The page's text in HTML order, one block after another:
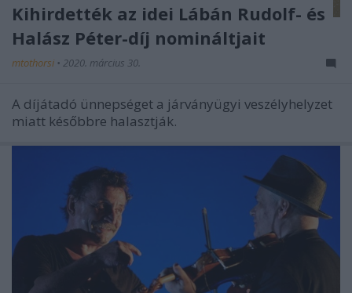
Kihirdették az idei Lábán Rudolf- és
Halász Péter-díj nomináltjait
mtothorsi • 2020. március 30.
A díjátadó ünnepséget a járványügyi veszélyhelyzet
miatt későbbre halasztják.